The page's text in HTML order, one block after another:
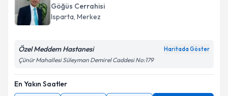
Göğüs Cerrahisi
Isparta, Merkez
Özel Meddem Hastanesi Haritada Göster
Çünür Mahallesi Süleyman Demirel Caddesi No:179
En Yakın Saatler